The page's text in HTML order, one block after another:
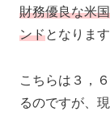
財務優良な米
ンドとなります
こちらは３，
るのですが、